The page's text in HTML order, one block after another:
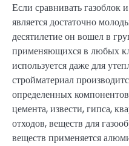
Если сравнивать газоблок
является достаточно
десятилетие он вошел в
применяющихся в любых
используется даже для
стройматериал
определенных
цемента, извести, гипса,
отходов, веществ для
веществ применяется